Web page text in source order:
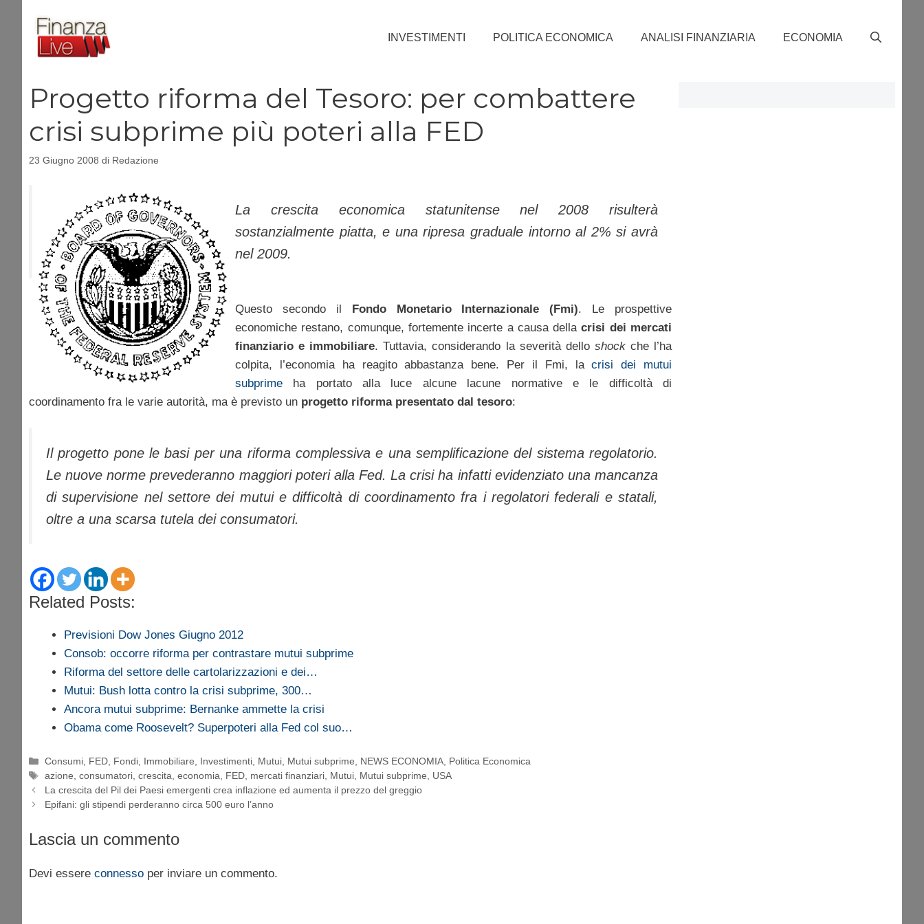
contenuto
INVESTIMENTI POLITICA ECONOMICA ANALISI FINANZIARIA ECONOMIA
Progetto riforma del Tesoro: per combattere
crisi subprime più poteri alla FED
23 Giugno 2008 di Redazione
La crescita economica statunitense nel 2008 risulterà
sostanzialmente piatta, e una ripresa graduale intorno al 2% si avrà
nel 2009.
Questo secondo il Fondo Monetario Internazionale (Fmi). Le prospettive
economiche restano, comunque, fortemente incerte a causa della crisi dei mercati
finanziario e immobiliare. Tuttavia, considerando la severità dello shock che l’ha
colpita, l’economia ha reagito abbastanza bene. Per il Fmi, lacrisi dei mutui
subprime ha portato alla luce alcune lacune normative e le difficoltà di
coordinamento fra le varie autorità, ma è previsto un progetto riforma presentato dal tesoro:
Il progetto pone le basi per una riforma complessiva e una semplificazione del sistema regolatorio.
Le nuove norme prevederanno maggiori poteri alla Fed. La crisi ha infatti evidenziato una mancanza
di supervisione nel settore dei mutui e difficoltà di coordinamento fra i regolatori federali e statali,
oltre a una scarsa tutela dei consumatori.
Related Posts:
Previsioni Dow Jones Giugno 2012
Consob: occorre riforma per contrastare mutui subprime
Riforma del settore delle cartolarizzazioni e dei…
Mutui: Bush lotta contro la crisi subprime, 300…
Ancora mutui subprime: Bernanke ammette la crisi
Obama come Roosevelt? Superpoteri alla Fed col suo…
Categorie
Consumi, FED, Fondi, Immobiliare, Investimenti, Mutui, Mutui subprime, NEWS ECONOMIA, Politica Economica
Tag
azione,consumatori,crescita,economia, FED, mercati finanziari, Mutui, Mutui subprime, USA
La crescita del Pil dei Paesi emergenti crea inflazione ed aumenta il prezzo del greggio
Epifani: gli stipendi perderanno circa 500 euro l’anno
Lascia un commento
Devi essere connesso per inviare un commento.